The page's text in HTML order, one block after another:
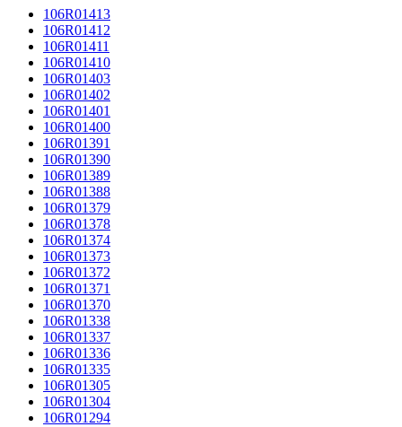
106R01413
106R01412
106R01411
106R01410
106R01403
106R01402
106R01401
106R01400
106R01391
106R01390
106R01389
106R01388
106R01379
106R01378
106R01374
106R01373
106R01372
106R01371
106R01370
106R01338
106R01337
106R01336
106R01335
106R01305
106R01304
106R01294